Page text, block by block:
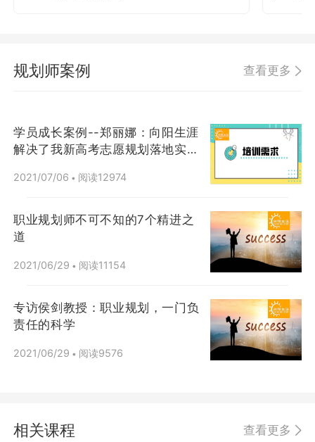
规划师案例 查看更多
学员成长案例--郑丽娜：向阳生涯
解决了我新高考志愿规划落地实操
2021/07/06 • 阅读12974
职业规划师不可不知的7个精进之
道
2021/06/29 • 阅读11154
专访侯剑教授：职业规划，一门负
责任的科学
2021/06/29 • 阅读9576
相关课程 查看更多